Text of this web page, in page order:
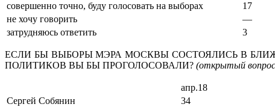
совершенно точно, буду голосовать на выборах
17
не хочу говорить
—
затрудняюсь ответить
3
ЕСЛИ БЫ ВЫБОРЫ МЭРА МОСКВЫ СОСТОЯЛИСЬ В
ПОЛИТИКОВ ВЫ БЫ ПРОГОЛОСОВАЛИ? (открытый
апр.18
Сергей Собянин
34